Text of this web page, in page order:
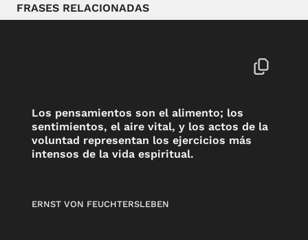
FRASES RELACIONADAS
Los pensamientos son el alimento; los
sentimientos, el aire vital, y los actos de la
voluntad representan los ejercicios más
intensos de la vida espiritual.
ERNST VON FEUCHTERSLEBEN